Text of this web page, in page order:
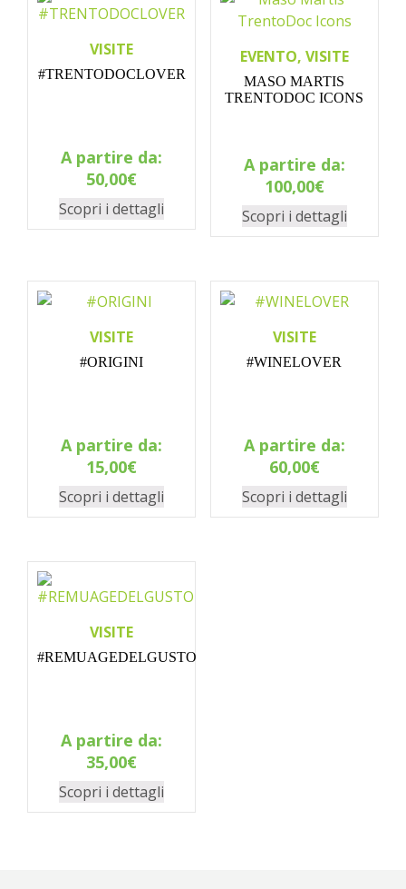
VISITE
#TRENTODOCLOVER
A partire da:
50,00€
Scopri i dettagli
EVENTO, VISITE
MASO MARTIS
TRENTODOC ICONS
A partire da:
100,00€
Scopri i dettagli
VISITE
#ORIGINI
A partire da:
15,00€
Scopri i dettagli
VISITE
#WINELOVER
A partire da:
60,00€
Scopri i dettagli
VISITE
#REMUAGEDELGUSTO
A partire da:
35,00€
Scopri i dettagli